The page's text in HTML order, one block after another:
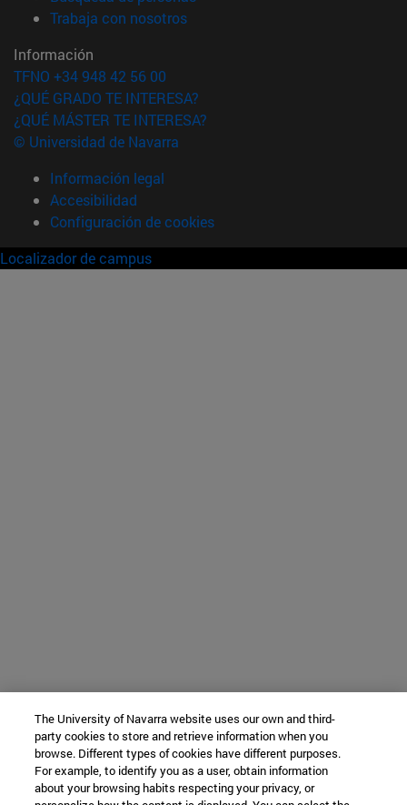
Trabaja con nosotros(abre en nueva ventana)
Información
TFNO +34 948 42 56 00
¿QUÉ GRADO TE INTERESA?
¿QUÉ MÁSTER TE INTERESA?
© Universidad de Navarra
Información legal
Accesibilidad
Configuración de cookies
Localizador de campus
The University of Navarra website uses our own and third-
party cookies to store and retrieve information when you
browse. Different types of cookies have different purposes.
For example, to identify you as a user, obtain information
about your browsing habits respecting your privacy, or